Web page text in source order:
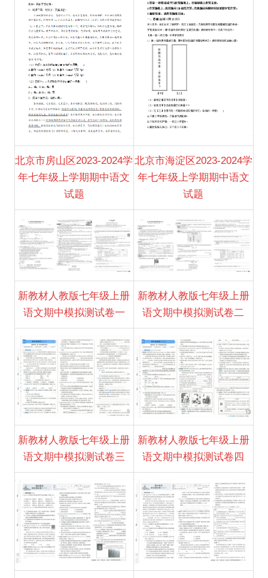
北京市房山区2023-2024学
年七年级上学期期中语文
试题
北京市海淀区2023-2024学
年七年级上学期期中语文
试题
新教材人教版七年级上册
语文期中模拟测试卷一
新教材人教版七年级上册
语文期中模拟测试卷二
新教材人教版七年级上册
语文期中模拟测试卷三
新教材人教版七年级上册
语文期中模拟测试卷四